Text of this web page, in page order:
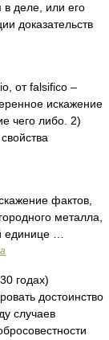
деле, или его
доказательств
от falsifico –
искажение
чего либо. 2)
фактов,
металла,
единице …
годах)
достоинство
случаев